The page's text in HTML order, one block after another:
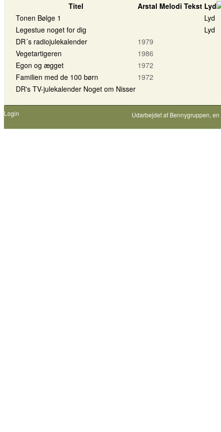
Titel Arstal Melodi Tekst Lyd
Tonen Bølge 1
Lyd
Legestue noget for dig
Lyd
DR´s radiojulekalender
1979
Vegetartigeren
1986
Egon og ægget
1972
Familien med de 100 børn
1972
DR's TV-julekalender Noget om Nisser
Login Udarbejdet af Bennygruppen,